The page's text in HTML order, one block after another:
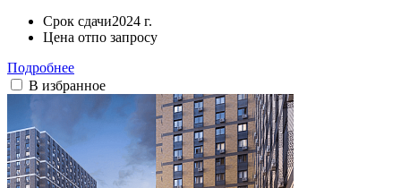
Срок сдачи2024 г.
Цена отпо запросу
Подробнее
В избранное